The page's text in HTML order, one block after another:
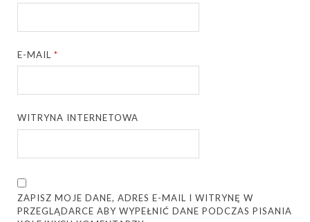
E-MAIL*
WITRYNA INTERNETOWA
ZAPISZ MOJE DANE, ADRES E-MAIL I WITRYNĘ W
PRZEGLĄDARCE ABY WYPEŁNIĆ DANE PODCZAS PISANIA